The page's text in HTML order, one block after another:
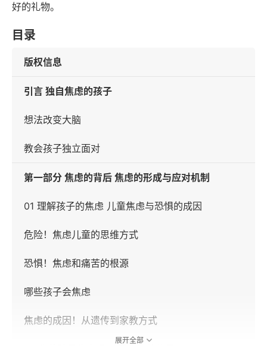
好的礼物。
目录
版权信息
引言 独自焦虑的孩子
想法改变大脑
教会孩子独立面对
第一部分 焦虑的背后 焦虑的形成与应对机制
01 理解孩子的焦虑 儿童焦虑与恐惧的成因
危险！焦虑儿童的思维方式
恐惧！焦虑和痛苦的根源
哪些孩子会焦虑
焦虑的成因！从遗传到家教方式
展开全部